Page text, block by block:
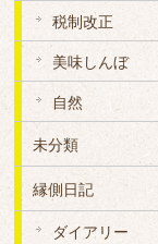
税制改正
美味しんぼ
自然
未分類
縁側日記
ダイアリー